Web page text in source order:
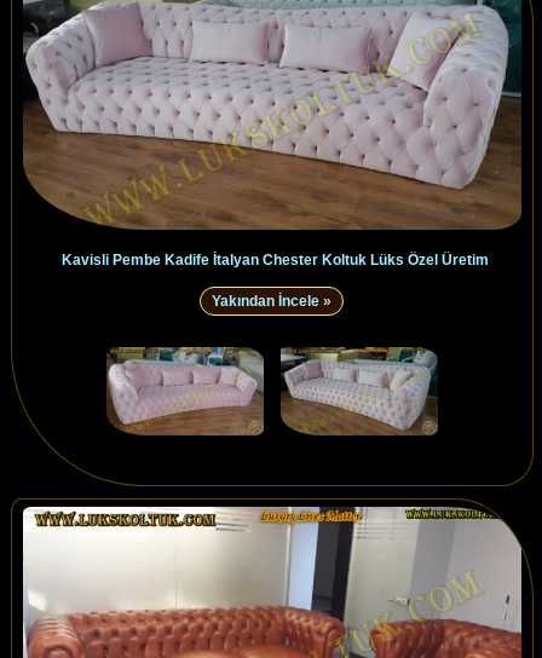
Kavisli Pembe Kadife İtalyan Chester Koltuk Lüks Özel Üretim
Yakından İncele »